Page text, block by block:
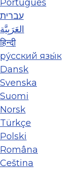
Português
עברית
العَرَبِيَّة
हिन्दी
ру́сский язы́к
Dansk
Svenska
Suomi
Norsk
Türkçe
Polski
Româna
Ceština